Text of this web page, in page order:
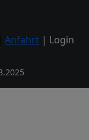
Anfahrt | Login